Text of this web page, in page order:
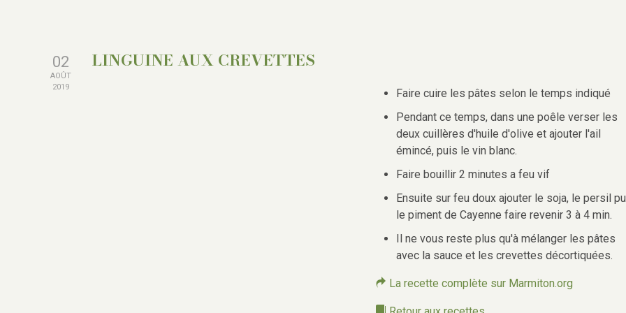
02
AOÛT
2019
LINGUINE AUX CREVETTES
Faire cuire les pâtes selon le temps indiqué
Pendant ce temps, dans une poêle verser les
deux cuillères d'huile d'olive et ajouter l'ail
émincé, puis le vin blanc.
Faire bouillir 2 minutes a feu vif
Ensuite sur feu doux ajouter le soja, le persil
le piment de Cayenne faire revenir 3 à 4 min.
Il ne vous reste plus qu'à mélanger les pâtes
avec la sauce et les crevettes décortiquées.
La recette complète sur Marmiton.org